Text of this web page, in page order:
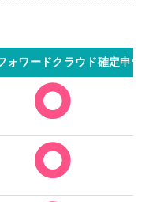
ォワードクラウド確定申告